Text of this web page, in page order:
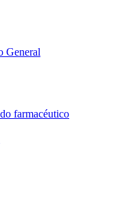
General
farmacéutico